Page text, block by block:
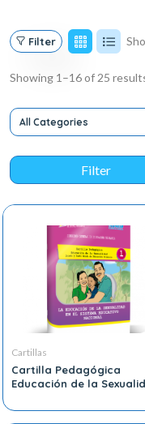
Filter
Showing 1–16 of 25
All Categories
Cartillas
Cartilla Pedagógica
Educación de la
Educación Primaria 1